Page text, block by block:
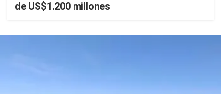
de US$1.200 millones